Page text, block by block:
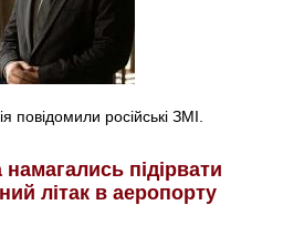
російські ЗМІ.
підірвати
літак в аеропорту